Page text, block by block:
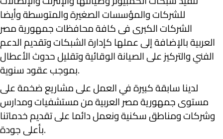
للشركات والمؤسسات الصغيرة والمتوسطة وأيضا
الشركات الكبرى فى كافة محافظات جمهورية مصر
العربية بالإضافة إلى عملها كإدارة الشبكات وتقديم الدعم
الفني والتركيز على الصيانة الوقائية وتقليل حدوث الأعطال
بموجب عقود سنوية.
لدينا سابقة كبيرة في العمل على مشاريع ضخمة على
مستوى جمهورية مصر العربية من مستشفيات ومدارس
وشركات ومناطق سكنية ونعمل دائما على تقديم خدماتنا
بأعلى جودة.